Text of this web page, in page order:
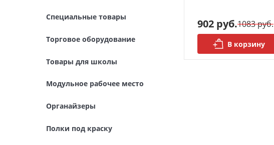
Деревянные бруски
Специальные товары
Торговое оборудование
Товары для школы
Модульное рабочее место
Органайзеры
Полки под краску
902 руб.1083 руб.
В корзину